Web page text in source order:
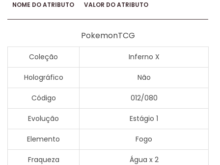
NOME DO ATRIBUTO VALOR DO ATRIBUTO
PokemonTCG
Coleção Inferno X
Holográfico Não
Código 012/080
Evolução Estágio 1
Elemento Fogo
Fraqueza Água x 2